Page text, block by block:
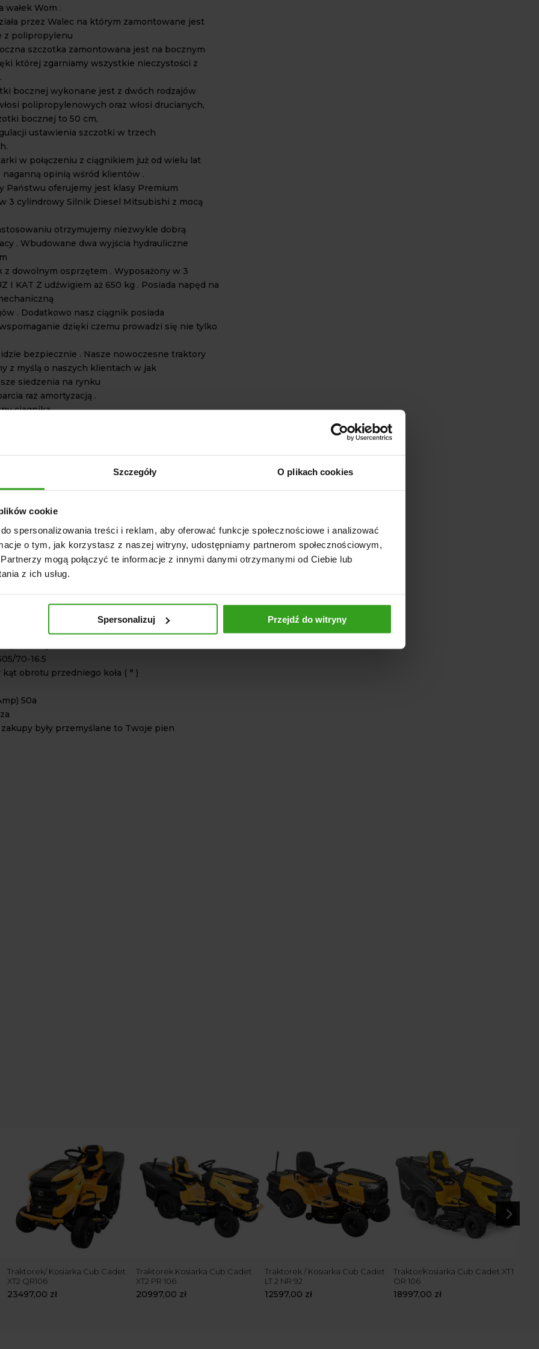
Szczegóły O plikach cookies
cookie
spersonalizowania treści i reklam, aby oferować funkcje społecznościowe i analizować
o tym, jak korzystasz z naszej witryny, udostępniamy partnerom społecznościowym,
mogą połączyć te informacje z innymi danymi otrzymanymi od Ciebie lub
z ich usług.
Spersonalizuj Przejdź do witryny
wałek Wom .
przez Walec na którym zamontowane jest
z polipropylenu
szczotka zamontowana jest na bocznym
której zgarniamy wszystkie nieczystości z
bocznej wykonane jest z dwóch rodzajów
polipropylenowych oraz włosi drucianych,
bocznej to 50 cm,
ustawienia szczotki w trzech
w połączeniu z ciągnikiem już od wielu lat
naganną opinią wśród klientów .
Państwu oferujemy jest klasy Premium
3 cylindrowy Silnik Diesel Mitsubishi z mocą
otrzymujemy niezwykle dobrą
. Wbudowane dwa wyjścia hydrauliczne
z dowolnym osprzętem . Wyposażony w 3
I KAT Z udźwigiem aż 650 kg . Posiada napęd na
. Dodatkowo nasz ciągnik posiada
dzięki czemu prowadzi się nie tylko
idzie bezpiecznie . Nasze nowoczesne traktory
z myślą o naszych klientach w jak
siedzenia na rynku
raz amortyzacją .
ciagnika
prędkość obrotowa silnika (obr/min)2700
kierownicy
przełożeń przód/tył 2x2
PTO z mokrym sprzęgłem włączany
(szt (EA) / liczba sekcji) 2/1 (z przodu )
70-16.5
obrotu przedniego koła ( ° )
50a
były przemyślane to Twoje pien
Traktorek/ Kosiarka Cub Cadet
XT2 QR106
23497,00 zł
Traktorek Kosiarka Cub Cadet
XT2 PR 106
20997,00 zł
Traktorek / Kosiarka Cub Cadet
LT 2 NR 92
12597,00 zł
Traktor/Kosiarka Cub Cadet XT1
OR 106
18997,00 zł
5